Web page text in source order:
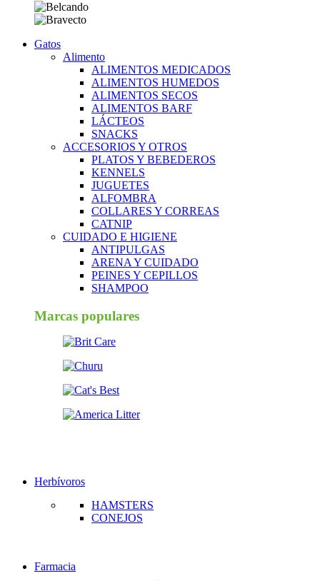
Gatos
Alimento
ALIMENTOS MEDICADOS
ALIMENTOS HUMEDOS
ALIMENTOS SECOS
ALIMENTOS BARF
LÁCTEOS
SNACKS
ACCESORIOS Y OTROS
PLATOS Y BEBEDEROS
KENNELS
JUGUETES
ALFOMBRA
COLLARES Y CORREAS
CATNIP
CUIDADO E HIGIENE
ANTIPULGAS
ARENA Y CUIDADO
PEINES Y CEPILLOS
SHAMPOO
Marcas populares
Herbívoros
HAMSTERS
CONEJOS
Farmacia